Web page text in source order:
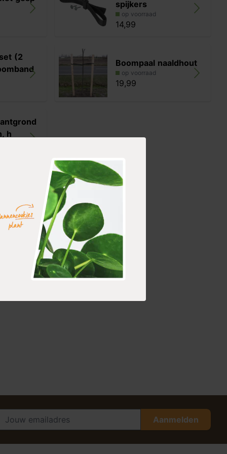
spijkers
op voorraad
14,99
(2
Boompaal naaldhout
op voorraad
19,99
h
es
Aanmelden